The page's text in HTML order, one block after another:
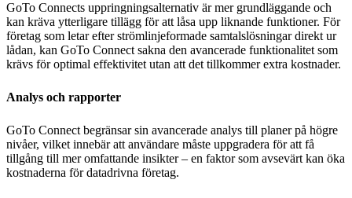
GoTo Connects uppringningsalternativ är mer grundläggande och
kan kräva ytterligare tillägg för att låsa upp liknande funktioner. För
företag som letar efter strömlinjeformade samtalslösningar direkt ur
lådan, kan GoTo Connect sakna den avancerade funktionalitet som
krävs för optimal effektivitet utan att det tillkommer extra kostnader.
Analys och rapporter
GoTo Connect begränsar sin avancerade analys till planer på högre
nivåer, vilket innebär att användare måste uppgradera för att få
tillgång till mer omfattande insikter – en faktor som avsevärt kan öka
kostnaderna för datadrivna företag.